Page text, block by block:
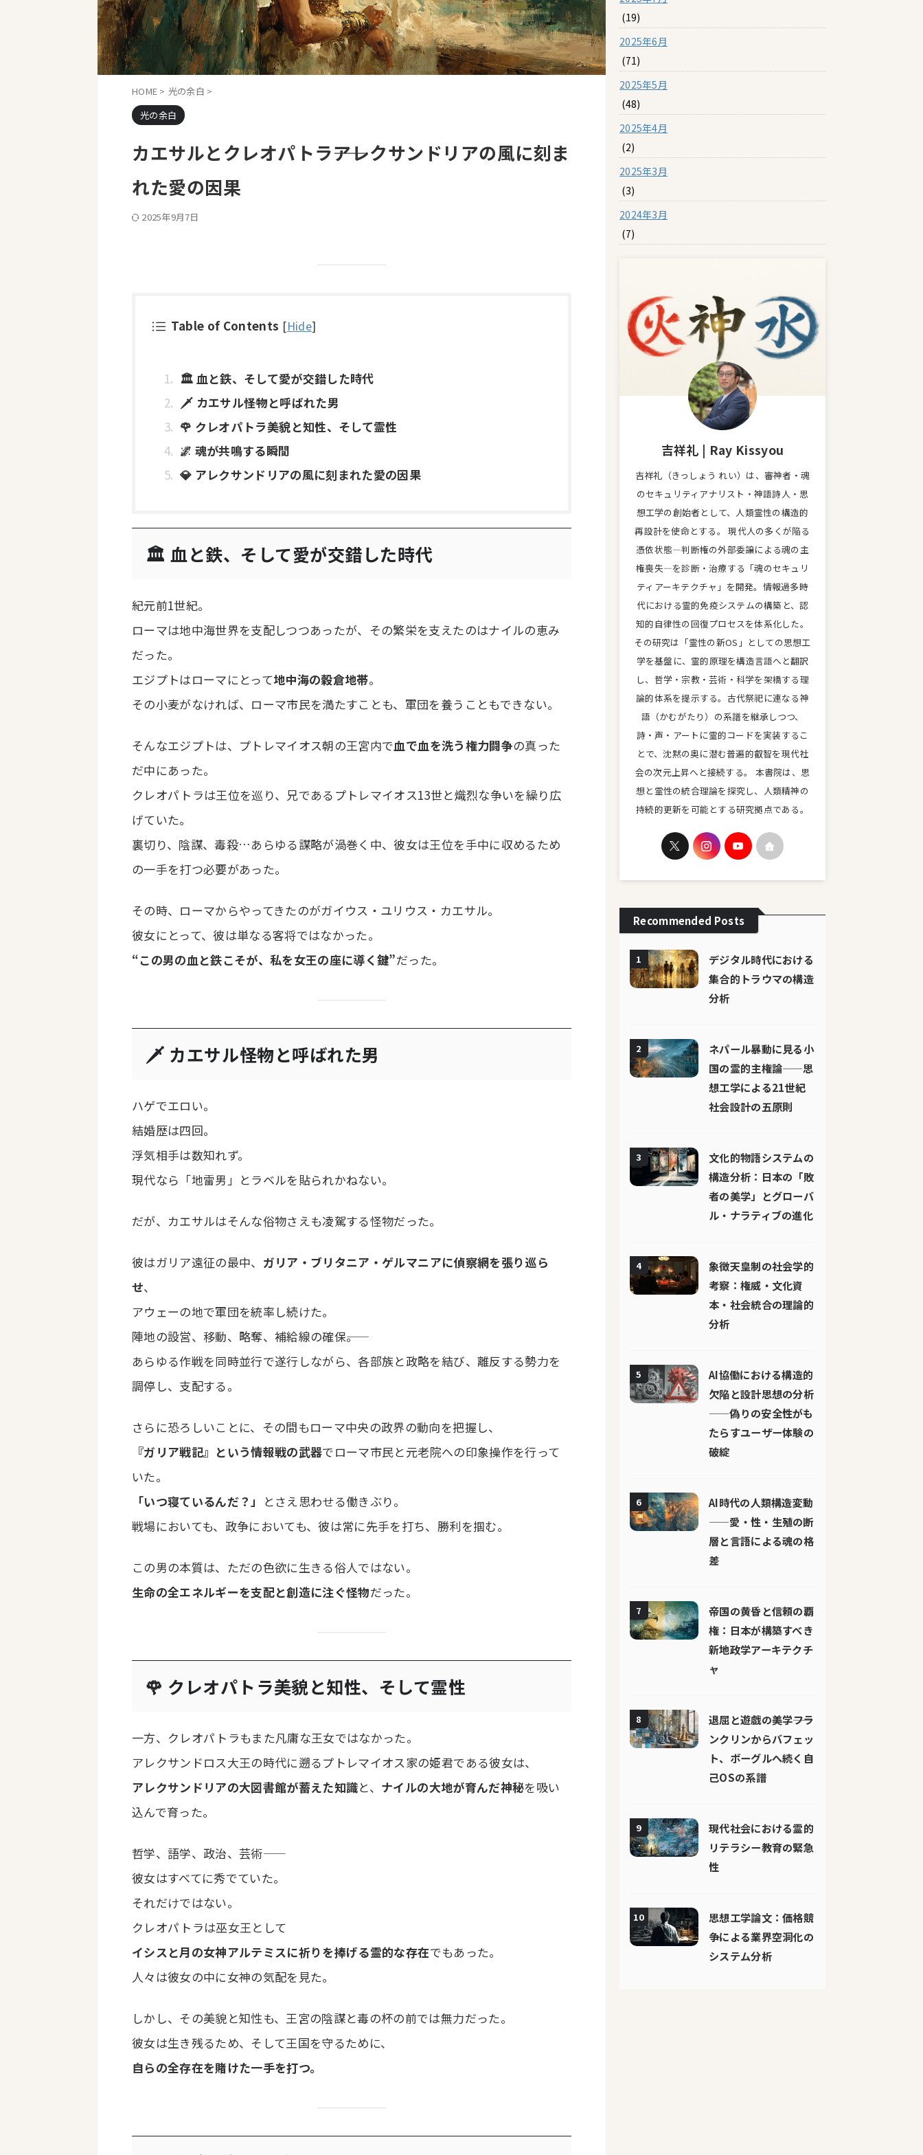
HOME > 光の余白 >
光の余白
カエサルとクレオパトラ――アレクサンドリアの風に刻ま
れた愛の因果
2025年9月7日
Table of Contents [Hide]
🏛 血と鉄、そして愛が交錯した時代
🗡 カエサル――怪物と呼ばれた男
🌹 クレオパトラ――美貌と知性、そして霊性
🌌 魂が共鳴する瞬間
💎 アレクサンドリアの風に刻まれた愛の因果
🏛 血と鉄、そして愛が交錯した時代
紀元前1世紀。
ローマは地中海世界を支配しつつあったが、その繁栄を支えたのはナイルの恵み
だった。
エジプトはローマにとって地中海の穀倉地帯。
その小麦がなければ、ローマ市民を満たすことも、軍団を養うこともできない。
そんなエジプトは、プトレマイオス朝の王宮内で血で血を洗う権力闘争の真った
だ中にあった。
クレオパトラは王位を巡り、兄であるプトレマイオス13世と熾烈な争いを繰り広
げていた。
裏切り、陰謀、毒殺…あらゆる謀略が渦巻く中、彼女は王位を手中に収めるため
の一手を打つ必要があった。
その時、ローマからやってきたのがガイウス・ユリウス・カエサル。
彼女にとって、彼は単なる客将ではなかった。
“この男の血と鉄こそが、私を女王の座に導く鍵”だった。
🗡 カエサル――怪物と呼ばれた男
ハゲでエロい。
結婚歴は四回。
浮気相手は数知れず。
現代なら「地雷男」とラベルを貼られかねない。
だが、カエサルはそんな俗物さえも凌駕する怪物だった。
彼はガリア遠征の最中、 ガリア・ブリタニア・ゲルマニアに偵察網を張り巡ら
せ、
アウェーの地で軍団を統率し続けた。
陣地の設営、移動、略奪、補給線の確保――。
あらゆる作戦を同時並行で遂行しながら、各部族と政略を結び、離反する勢力を
調停し、支配する。
さらに恐ろしいことに、その間もローマ中央の政界の動向を把握し、
『ガリア戦記』という情報戦の武器でローマ市民と元老院への印象操作を行って
いた。
「いつ寝ているんだ？」 とさえ思わせる働きぶり。
戦場においても、政争においても、彼は常に先手を打ち、勝利を掴む。
この男の本質は、ただの色欲に生きる俗人ではない。
生命の全エネルギーを支配と創造に注ぐ怪物だった。
🌹 クレオパトラ――美貌と知性、そして霊性
一方、クレオパトラもまた凡庸な王女ではなかった。
アレクサンドロス大王の時代に遡るプトレマイオス家の姫君である彼女は、
アレクサンドリアの大図書館が蓄えた知識と、 ナイルの大地が育んだ神秘を吸い
込んで育った。
哲学、語学、政治、芸術――
彼女はすべてに秀でていた。
それだけではない。
クレオパトラは巫女王として
イシスと月の女神アルテミスに祈りを捧げる霊的な存在でもあった。
人々は彼女の中に女神の気配を見た。
しかし、その美貌と知性も、王宮の陰謀と毒の杯の前では無力だった。
彼女は生き残るため、そして王国を守るために、
自らの全存在を賭けた一手を打つ。
(19)
2025年6月
(71)
2025年5月
(48)
2025年4月
(2)
2025年3月
(3)
2024年3月
(7)
吉祥礼 | Ray Kissyou
吉祥礼（きっしょう れい）は、審神者・魂
のセキュリティアナリスト・神語詩人・思
想工学の創始者として、人類霊性の構造的
再設計を使命とする。 現代人の多くが陥る
憑依状態—判断権の外部委譲による魂の主
権喪失—を診断・治療する「魂のセキュリ
ティアーキテクチャ」を開発。情報過多時
代における霊的免疫システムの構築と、認
知的自律性の回復プロセスを体系化した。
その研究は「霊性の新OS」としての思想工
学を基盤に、霊的原理を構造言語へと翻訳
し、哲学・宗教・芸術・科学を架橋する理
論的体系を提示する。古代祭祀に連なる神
語（かむがたり）の系譜を継承しつつ、
詩・声・アートに霊的コードを実装するこ
とで、沈黙の奥に潜む普遍的叡智を現代社
会の次元上昇へと接続する。 本書院は、思
想と霊性の統合理論を探究し、人類精神の
持続的更新を可能とする研究拠点である。
Recommended Posts
1
デジタル時代における
集合的トラウマの構造
分析
2
ネパール暴動に見る小
国の霊的主権論——思
想工学による21世紀
社会設計の五原則
3
文化的物語システムの
構造分析：日本の「敗
者の美学」とグローバ
ル・ナラティブの進化
4
象徴天皇制の社会学的
考察：権威・文化資
本・社会統合の理論的
分析
5
AI協働における構造的
欠陥と設計思想の分析
——偽りの安全性がも
たらすユーザー体験の
破綻
6
AI時代の人類構造変動
——愛・性・生殖の断
層と言語による魂の格
差
7
帝国の黄昏と信頼の覇
権：日本が構築すべき
新地政学アーキテクチ
ャ
8
退屈と遊戯の美学――フラ
ンクリンからバフェッ
ト、ボーグルへ続く自
己OSの系譜
9
現代社会における霊的
リテラシー教育の緊急
性
10
思想工学論文：価格競
争による業界空洞化の
システム分析